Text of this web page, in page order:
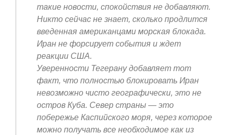
такие новости, спокойствия не добавляют.
Никто сейчас не знает, сколько продлится
введенная американцами морская блокада.
Иран не форсирует события и ждет
реакции США.
Уверенности Тегерану добавляет тот
факт, что полностью блокировать Иран
невозможно чисто географически, это не
остров Куба. Север страны — это
побережье Каспийского моря, через которое
можно получать все необходимое как из